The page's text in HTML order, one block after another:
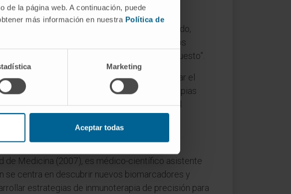
de la página web. A continuación, puede
más información en nuestra Política de
Marketing
Aceptar todas
de Navarra.
mi carrera profesional”, afirma. En este sentido,
y sin muchos recursos, sobre todo en estos
y muy asentados, y hay muy poco presupuesto”.
, buscando herramientas que permitan mejorar el
que no se pueden beneficiar de las terapias
hacer una investigación traslacional
de Medicina (2007), es médico-científico asistente
se centra en descubrir nuevos biomarcadores y
estrategias de inmunoterapia de precisión para